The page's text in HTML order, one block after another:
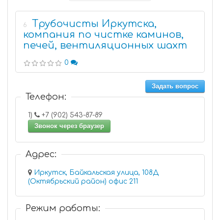
6
Трубочисты Иркутска,
компания по чистке каминов,
печей, вентиляционных шахт
0
Задать вопрос
Телефон:
1)
+7 (902) 543-87-89
Звонок через браузер
Адрес:
Иркутск, Байкальская улица, 108Д
(Октябрьский район) офис 211
Режим работы: